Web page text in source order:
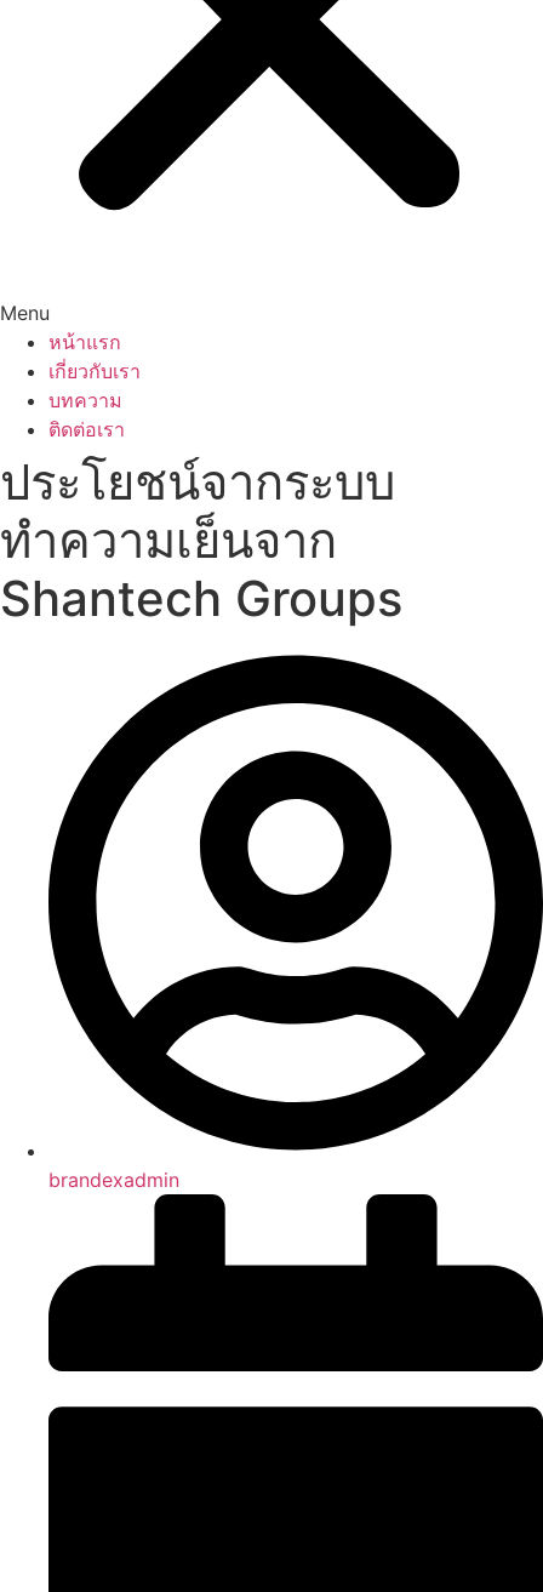
Menu
หน้าแรก
เกี่ยวกับเรา
บทความ
ติดต่อเรา
ประโยชน์จากระบบ
ทำความเย็นจาก
Shantech Groups
brandexadmin